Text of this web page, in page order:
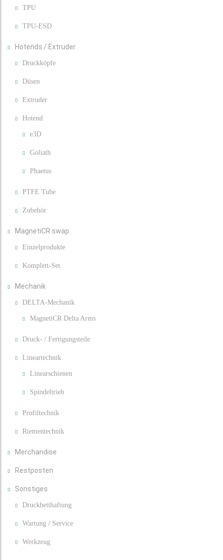
TPU
TPU-ESD
Hotends / Extruder
Druckköpfe
Düsen
Extruder
Hotend
e3D
Goliath
Phaetus
PTFE Tube
Zubehör
MagnetiCR swap
Einzelprodukte
Komplett-Set
Mechanik
DELTA-Mechanik
MagnetiCR Delta Arms
Druck- / Fertigungsteile
Lineartechnik
Linearschienen
Spindeltrieb
Profiltechnik
Riementechnik
Merchandise
Restposten
Sonstiges
Druckbetthaftung
Wartung / Service
Werkzeug